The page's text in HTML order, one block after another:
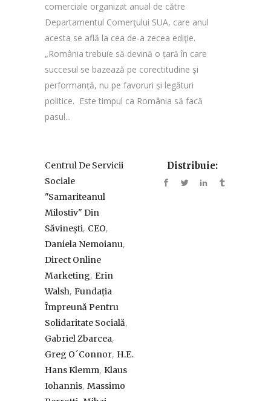
comerciale organizat anual de către
Departamentul Comerţului SUA, care anul
acesta se află la cea de-a zecea ediţie.
„România trebuie să devină o țară în care
succesul se bazează pe corectitudine și
performanță, nu pe favoruri și legături
politice. Este timpul ca România să facă
pasul...
Centrul De Servicii
Sociale
"Samariteanul
Milostiv" Din
Săvinești, CEO,
Daniela Nemoianu,
Direct Online
Marketing, Erin
Walsh, Fundația
Împreună Pentru
Solidaritate Socială,
Gabriel Zbarcea,
Greg O´Connor, H.E.
Hans Klemm, Klaus
Iohannis, Massimo
Distribuie: